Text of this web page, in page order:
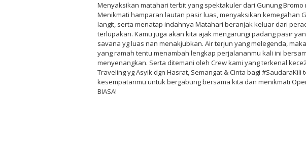
Menyaksikan matahari terbit yang spektakuler dari Gunung
Menikmati hamparan lautan pasir luas, menyaksikan kemegahan
langit, serta menatap indahnya Matahari beranjak keluar dari
terlupakan. Kamu juga akan kita ajak mengarungi padang pasir
savana yg luas nan menakjubkan. Air terjun yang melegenda,
yang ramah tentu menambah lengkap perjalananmu kali ini
menyenangkan. Serta ditemani oleh Crew kami yang terkenal
Traveling yg Asyik dgn Hasrat, Semangat & Cinta bagi
kesempatanmu untuk bergabung bersama kita dan menikmati Open
BIASA!